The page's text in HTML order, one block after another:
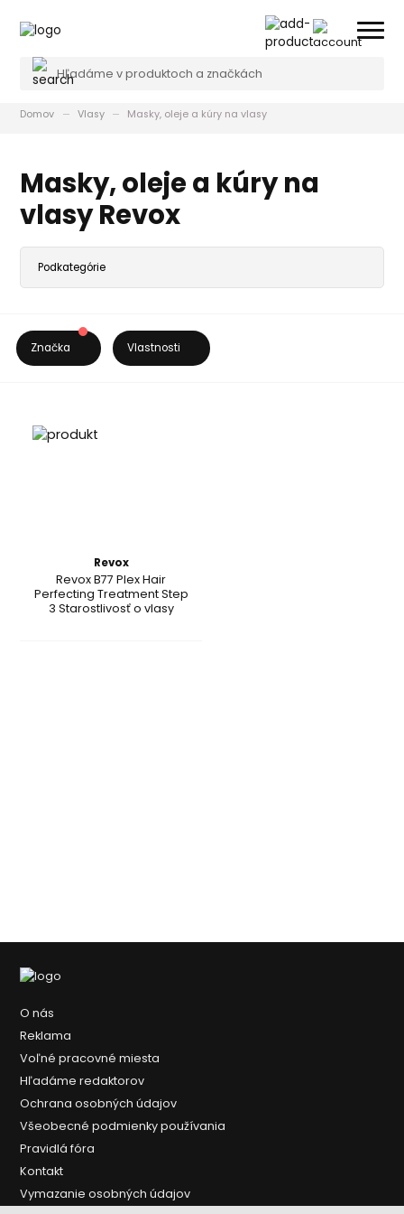
Domov Vlasy Masky, oleje a kúry na vlasy
Masky, oleje a kúry na
vlasy Revox
Značka Vlastnosti
Revox
Revox B77 Plex Hair
Perfecting Treatment Step
3 Starostlivosť o vlasy
O nás
Reklama
Voľné pracovné miesta
Hľadáme redaktorov
Ochrana osobných údajov
Všeobecné podmienky používania
Pravidlá fóra
Kontakt
Vymazanie osobných údajov